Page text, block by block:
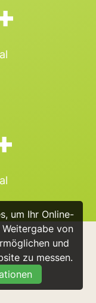
um Ihr Online-
von
und
zu messen.